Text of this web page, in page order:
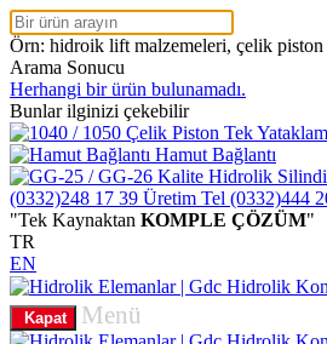
Örn: hidroik lift malzemeleri, çelik piston
Arama Sonucu
Herhangi bir ürün bulunamadı.
Bunlar ilginizi çekebilir
Hamut Bağlantı
(0332)248 17 39 Üretim Tel (0332)444
"Tek Kaynaktan KOMPLE ÇÖZÜM"
TR
EN
Kapat
Menü